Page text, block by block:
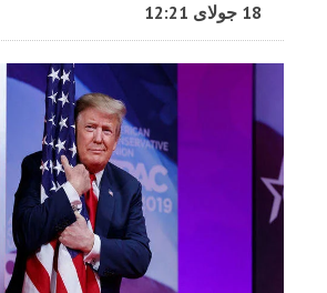
18 جولای 12:21